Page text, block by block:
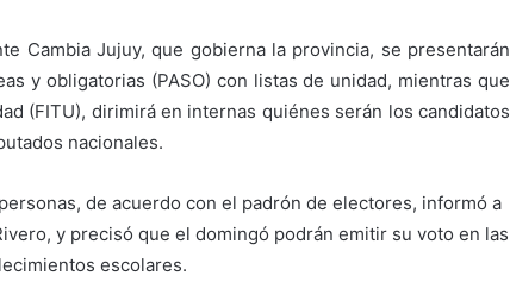
Cambia Jujuy, que gobierna la provincia, se presentarán
y obligatorias (PASO) con listas de unidad, mientras que
(FITU), dirimirá en internas quiénes serán los candidatos
nacionales.
de acuerdo con el padrón de electores, informó a
y precisó que el domingó podrán emitir su voto en las
escolares.